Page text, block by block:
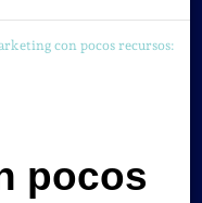
con pocos recursos:
pocos